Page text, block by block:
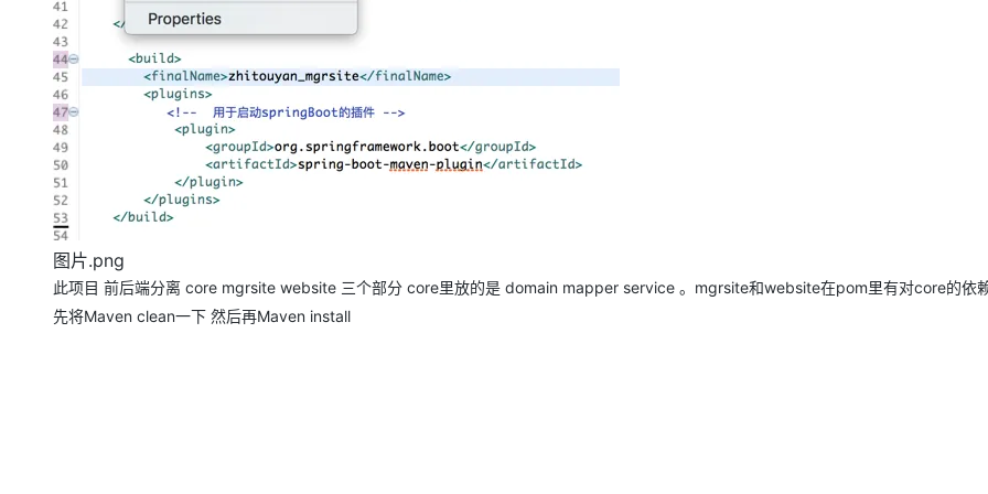
图片.png
此项目 前后端分离 core mgrsite website 三个部分 core里放的是 domain mapper service 。mgrsite和website在pom里有对core的依
先将Maven clean一下 然后再Maven install